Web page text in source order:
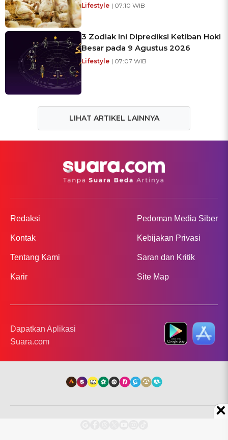
Lifestyle | 07:10 WIB
3 Zodiak Ini Diprediksi Ketiban Hoki
Besar pada 9 Agustus 2026
Lifestyle | 07:07 WIB
LIHAT ARTIKEL LAINNYA
Redaksi
Kontak
Tentang Kami
Karir
Pedoman Media Siber
Kebijakan Privasi
Saran dan Kritik
Site Map
Dapatkan Aplikasi
Suara.com